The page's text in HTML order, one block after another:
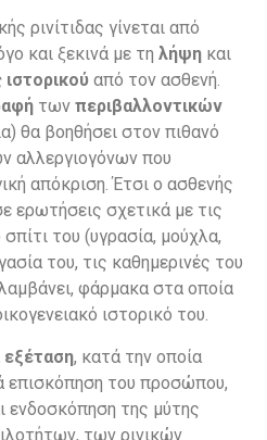
ρινίτιδας γίνεται από
και ξεκινά με τη λήψη και
από τον ασθενή.
των περιβαλλοντικών
θα βοηθήσει στον πιθανό
αλλεργιογόνων που
απόκριση. Έτσι ο ασθενής
ερωτήσεις σχετικά με τις
του (υγρασία, μούχλα,
του, τις καθημερινές του
φάρμακα στα οποία
ιστορικό του.
εξέταση, κατά την οποία
επισκόπηση του προσώπου,
ενδοσκόπηση της μύτης
των ρινικών